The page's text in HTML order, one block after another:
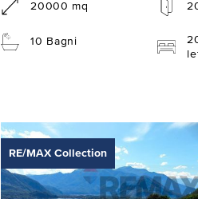
20000 mq
10 Bagni
RE/MAX Collection